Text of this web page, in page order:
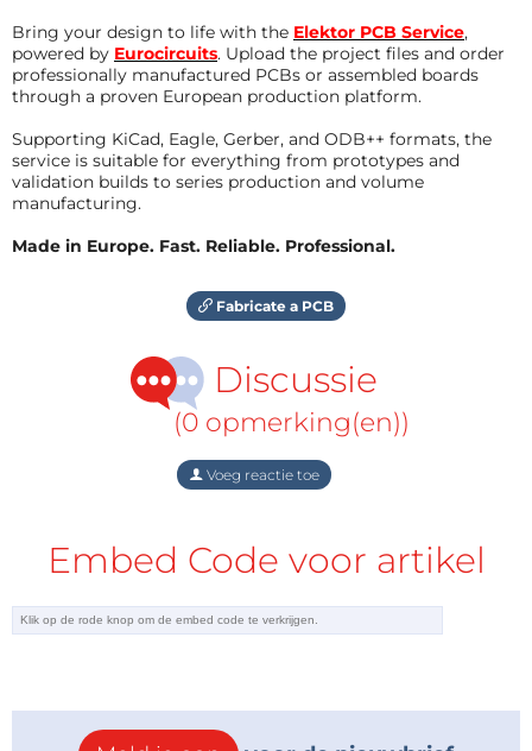
Bring your design to life with the Elektor PCB Service,
powered by Eurocircuits. Upload the project files and order
professionally manufactured PCBs or assembled boards
through a proven European production platform.
Supporting KiCad, Eagle, Gerber, and ODB++ formats, the
service is suitable for everything from prototypes and
validation builds to series production and volume
manufacturing.
Made in Europe. Fast. Reliable. Professional.
Fabricate a PCB
Discussie
(0 opmerking(en))
Voeg reactie toe
Embed Code voor artikel